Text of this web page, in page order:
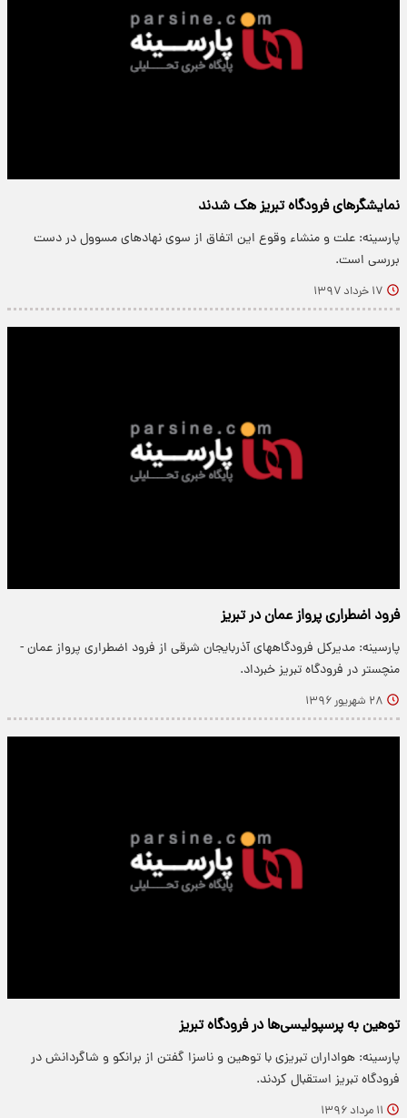
نمایشگرهای فرودگاه تبریز هک شدند
پارسینه: علت و منشاء وقوع این اتفاق از سوی نهادهای مسوول در دست
بررسی است.
۱۷ خرداد ۱۳۹۷
فرود اضطراری پرواز عمان در تبریز
پارسینه: مدیرکل فرودگاههای آذربایجان شرقی از فرود اضطراری پرواز عمان -
منچستر در فرودگاه تبریز خبرداد.
۲۸ شهریور ۱۳۹۶
توهین به پرسپولیسی‌ها در فرودگاه تبریز
پارسینه: هواداران تبریزی با توهین و ناسزا گفتن از برانکو و شاگردانش در
فرودگاه تبریز استقبال کردند.
۱۱ مرداد ۱۳۹۶